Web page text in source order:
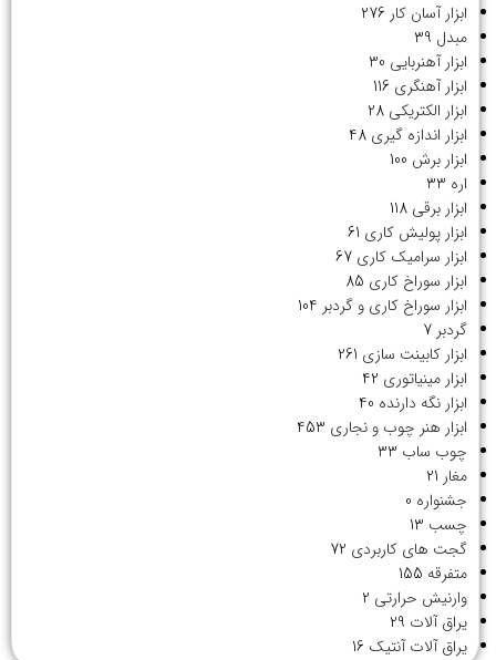
ابزار آسان کار 276
مبدل 39
ابزار آهنربایی 30
ابزار آهنگری 116
ابزار الکتریکی 28
ابزار اندازه گیری 48
ابزار برش 100
اره 33
ابزار برقی 118
ابزار پولیش کاری 61
ابزار سرامیک کاری 67
ابزار سوراخ کاری 85
ابزار سوراخ کاری و گردبر 104
گردبر 7
ابزار کابینت سازی 261
ابزار مینیاتوری 42
ابزار نگه دارنده 40
ابزار هنر چوب و نجاری 453
چوب ساب 33
مغار 21
جشنواره 0
چسب 13
گجت های کاربردی 72
متفرقه 155
وارنیش حرارتی 2
یراق آلات 29
یراق آلات آنتیک 16